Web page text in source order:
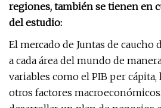
regiones, también se tienen en
del estudio:
El mercado de Juntas de caucho
a cada área del mundo de
variables como el PIB per
otros factores